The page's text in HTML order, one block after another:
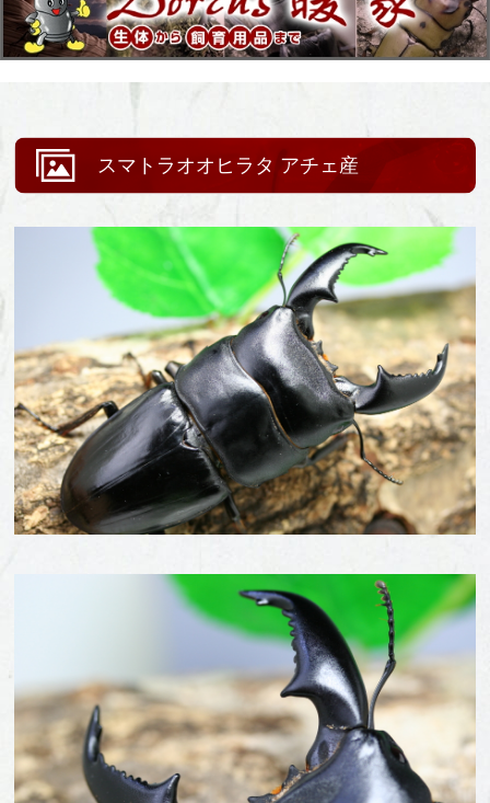
スマトラオオヒラタ アチェ産